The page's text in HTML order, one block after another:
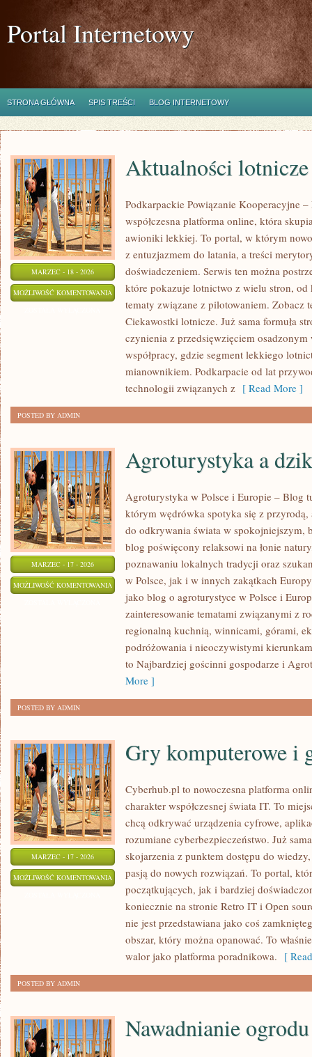
Portal Internetowy
STRONA GŁÓWNA SPIS TREŚCI BLOG INTERNETOWY
MARZEC - 18 - 2026
MOŻLIWOŚĆ KOMENTOWANIA AKTUALNOŚCI
LOTNICZE
Aktualności lotnicze
Podkarpackie Powiązanie Kooperacyjne
współczesna platforma online, która
awioniki lekkiej. To portal, w którym
z entuzjazmem do latania, a treści
doświadczeniem. Serwis ten można
które pokazuje lotnictwo z wielu stron,
tematy związane z pilotowaniem. Zobacz
Ciekawostki lotnicze. Już sama formuła
czynienia z przedsięwzięciem
współpracy, gdzie segment lekkiego
mianownikiem. Podkarpacie od lat
technologii związanych z [ Read More ]
POSTED BY ADMIN
MARZEC - 17 - 2026
MOŻLIWOŚĆ KOMENTOWANIA AGROTURYSTYKA
DZIKIE
ZWIERZĘTA
Agroturystyka a
Agroturystyka w Polsce i Europie – Blog
którym wędrówka spotyka się z przyrodą,
do odkrywania świata w spokojniejszym,
blog poświęcony relaksowi na łonie
poznawaniu lokalnych tradycji oraz
w Polsce, jak i w innych zakątkach
jako blog o agroturystyce w Polsce i
zainteresowanie tematami związanymi z
regionalną kuchnią, winnicami, górami,
podróżowania i nieoczywistymi
to Najbardziej gościnni gospodarze i
More ]
POSTED BY ADMIN
MARZEC - 17 - 2026
MOŻLIWOŚĆ KOMENTOWANIA
KOMPUTEROWE
GAMING
Gry komputerowe i
Cyberhub.pl to nowoczesna platforma
charakter współczesnej świata IT. To
chcą odkrywać urządzenia cyfrowe,
rozumiane cyberbezpieczeństwo. Już
skojarzenia z punktem dostępu do
pasją do nowych rozwiązań. To portal,
początkujących, jak i bardziej
koniecznie na stronie Retro IT i Open
nie jest przedstawiana jako coś
obszar, który można opanować. To
walor jako platforma poradnikowa. [
POSTED BY ADMIN
Nawadnianie ogrodu